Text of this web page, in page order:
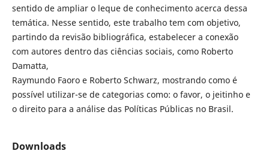
sentido de ampliar o leque de conhecimento acerca dessa
temática. Nesse sentido, este trabalho tem com objetivo,
partindo da revisão bibliográfica, estabelecer a conexão
com autores dentro das ciências sociais, como Roberto
Damatta,
Raymundo Faoro e Roberto Schwarz, mostrando como é
possível utilizar-se de categorias como: o favor, o jeitinho e
o direito para a análise das Políticas Públicas no Brasil.
Downloads